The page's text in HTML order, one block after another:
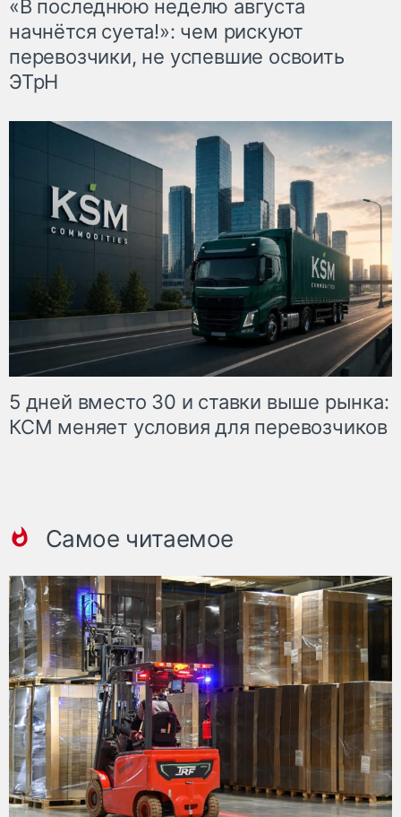
«В последнюю неделю августа
начнётся суета!»: чем рискуют
перевозчики, не успевшие освоить
ЭТрН
5 дней вместо 30 и ставки выше рынка:
КСМ меняет условия для перевозчиков
Самое читаемое